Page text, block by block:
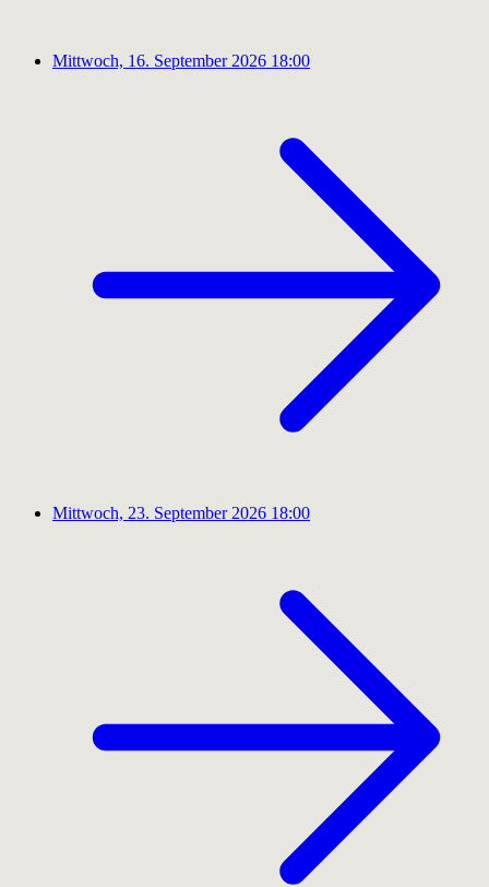
Mittwoch, 16. September 2026 18:00
Mittwoch, 23. September 2026 18:00